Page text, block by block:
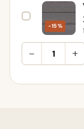
−15%
− +